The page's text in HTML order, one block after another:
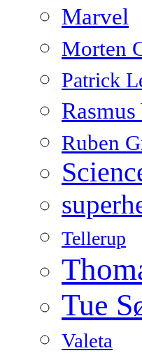
Marvel
Morten
Patrick
Ruben
Tellerup
Tue
Valeta